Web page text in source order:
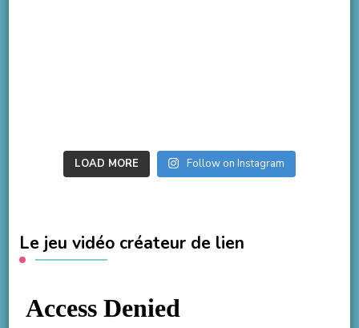
LOAD MORE Follow on Instagram
Le jeu vidéo créateur de lien